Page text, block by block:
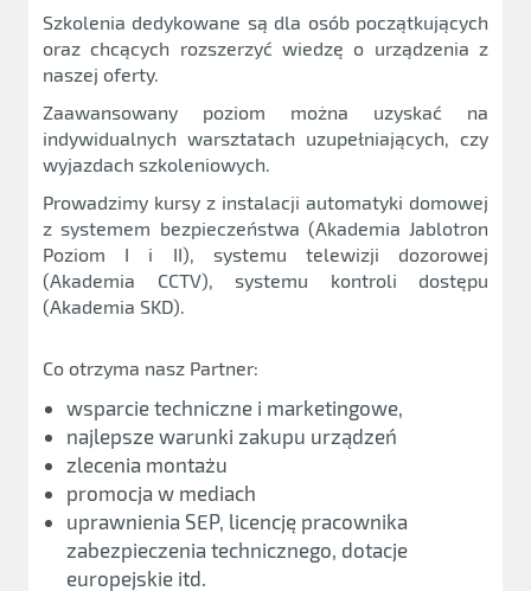
Szkolenia dedykowane są dla osób początkujących
oraz chcących rozszerzyć wiedzę o urządzenia z
naszej oferty.
Zaawansowany poziom można uzyskać na
indywidualnych warsztatach uzupełniających, czy
wyjazdach szkoleniowych.
Prowadzimy kursy z instalacji automatyki domowej
z systemem bezpieczeństwa (Akademia Jablotron
Poziom I i II), systemu telewizji dozorowej
(Akademia CCTV), systemu kontroli dostępu
(Akademia SKD).
Co otrzyma nasz Partner:
wsparcie techniczne i marketingowe,
najlepsze warunki zakupu urządzeń
zlecenia montażu
promocja w mediach
uprawnienia SEP, licencję pracownika
zabezpieczenia technicznego, dotacje
europejskie itd.